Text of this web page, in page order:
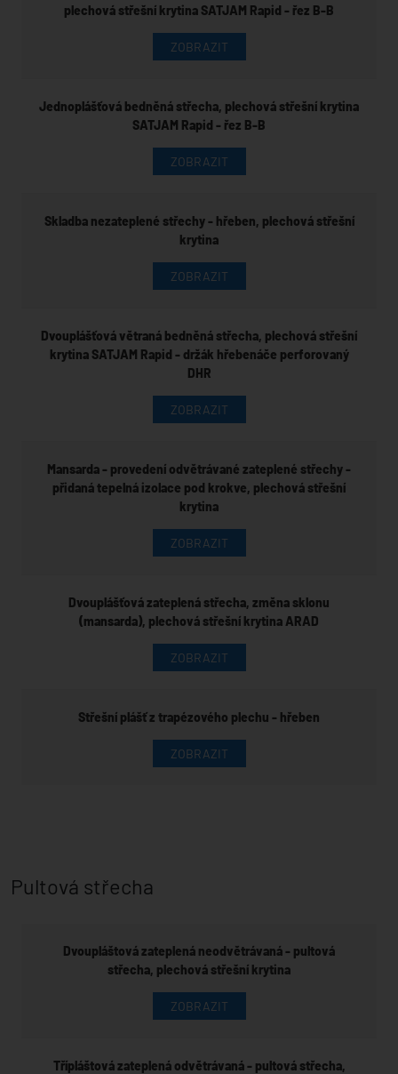
plechová střešní krytina SATJAM Rapid - řez B-B
ZOBRAZIT
Jednoplášťová bedněná střecha, plechová střešní krytina
SATJAM Rapid - řez B-B
ZOBRAZIT
Skladba nezateplené střechy - hřeben, plechová střešní
krytina
ZOBRAZIT
Dvouplášťová větraná bedněná střecha, plechová střešní
krytina SATJAM Rapid - držák hřebenáče perforovaný
DHR
ZOBRAZIT
Mansarda - provedení odvětrávané zateplené střechy -
přidaná tepelná izolace pod krokve, plechová střešní
krytina
ZOBRAZIT
Dvouplášťová zateplená střecha, změna sklonu
(mansarda), plechová střešní krytina ARAD
ZOBRAZIT
Střešní plášť z trapézového plechu - hřeben
ZOBRAZIT
Pultová střecha
Dvoupláštová zateplená neodvětrávaná - pultová
střecha, plechová střešní krytina
ZOBRAZIT
Třípláštová zateplená odvětrávaná - pultová střecha,